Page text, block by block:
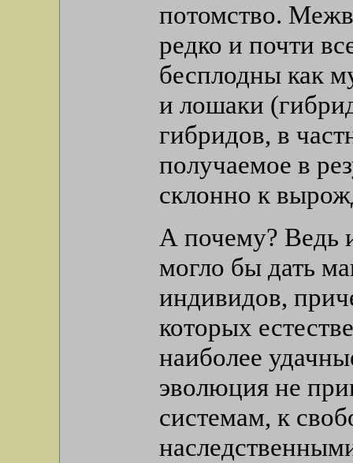
потомство.
редко и почти
бесплодны как
и лошаки
гибридов, в
получаемое в
склонно к
А почему? Ведь
могло бы дать
индивидов,
которых
наиболее
эволюция не
системам, к